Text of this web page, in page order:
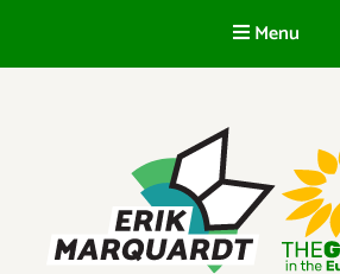
Menu